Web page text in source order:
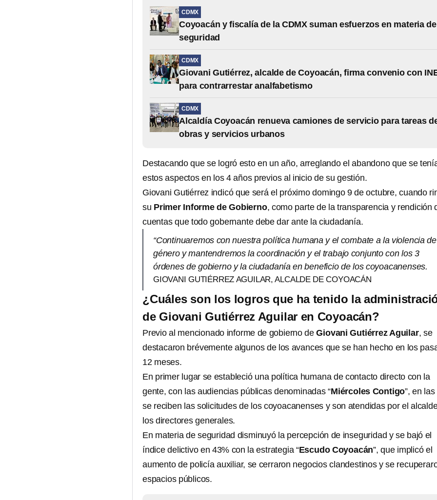
CDMX
Coyoacán y fiscalía de la CDMX suman esfuerzos en materia de
seguridad
CDMX
Giovani Gutiérrez, alcalde de Coyoacán, firma convenio con
para contrarrestar analfabetismo
CDMX
Alcaldía Coyoacán renueva camiones de servicio para tareas
obras y servicios urbanos
Destacando que se logró esto en un año, arreglando el abandono que se
estos aspectos en los 4 años previos al inicio de su gestión.
Giovani Gutiérrez indicó que será el próximo domingo 9 de octubre, cuando
su Primer Informe de Gobierno, como parte de la transparencia y rendición
cuentas que todo gobernante debe dar ante la ciudadanía.
“Continuaremos con nuestra política humana y el combate a la violencia de
género y mantendremos la coordinación y el trabajo conjunto con los 3
órdenes de gobierno y la ciudadanía en beneficio de los coyoacanenses.
GIOVANI GUTIÉRREZ AGUILAR, ALCALDE DE COYOACÁN
¿Cuáles son los logros que ha tenido la
de Giovani Gutiérrez Aguilar en Coyoacán?
Previo al mencionado informe de gobierno de Giovani Gutiérrez Aguilar, se
destacaron brévemente algunos de los avances que se han hecho en los
12 meses.
En primer lugar se estableció una política humana de contacto directo con la
gente, con las audiencias públicas denominadas “Miércoles Contigo”, en
se reciben las solicitudes de los coyoacanenses y son atendidas por el
los directores generales.
En materia de seguridad disminuyó la percepción de inseguridad y se bajó el
índice delictivo en 43% con la estrategia “Escudo Coyoacán”, que implicó el
aumento de policía auxiliar, se cerraron negocios clandestinos y se
espacios públicos.